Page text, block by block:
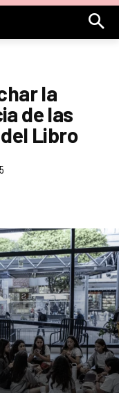
la
de las
Libro